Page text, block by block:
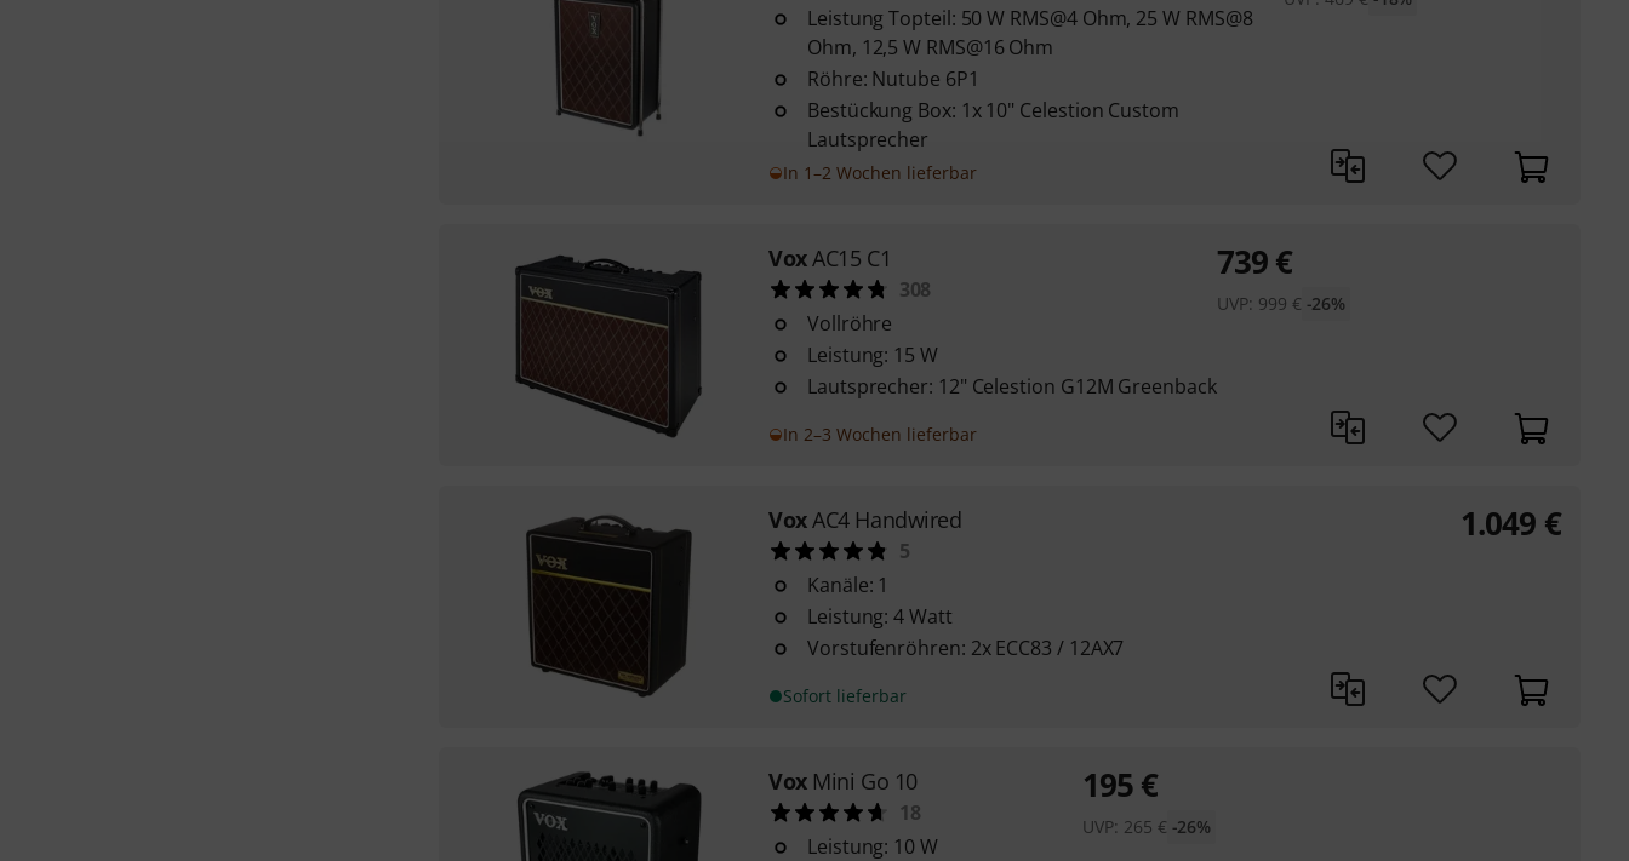
Leistung Topteil: 50 W RMS@4 Ohm, 25 W RMS@8
Ohm, 12,5 W RMS@16 Ohm
Röhre: Nutube 6P1
Bestückung Box: 1x 10" Celestion Custom
Lautsprecher
In 1–2 Wochen lieferbar
VoxAC15 C1
308
Vollröhre
Leistung: 15 W
Lautsprecher: 12" Celestion G12M Greenback
In 2–3 Wochen lieferbar
739€
UVP: 999 € -26%
VoxAC4 Handwired
5
Kanäle: 1
Leistung: 4 Watt
Vorstufenröhren: 2x ECC83 / 12AX7
Sofort lieferbar
1.049 €
Vox Mini Go 10
18
Leistung: 10 W
195€
UVP: 265 € -26%